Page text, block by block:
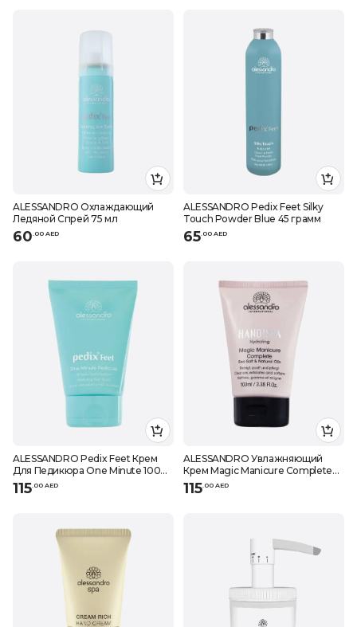
ALESSANDRO Охлаждающий
Ледяной Спрей 75 мл
60 00 AED
ALESSANDRO Pedix Feet Silky
Touch Powder Blue 45 грамм
65 00 AED
ALESSANDRO Pedix Feet Крем
Для Педикюра One Minute 100
мл
115.00 AED
ALESSANDRO Увлажняющий
Крем Magic Manicure Complete
Cream 100 мл
115.00 AED